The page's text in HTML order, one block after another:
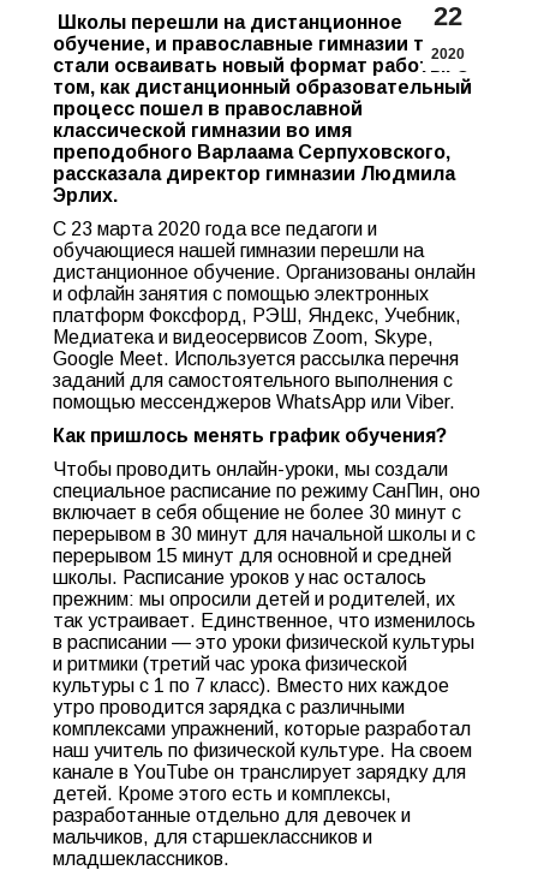
22
2020
Школы перешли на дистанционное
обучение, и православные гимназии тоже
стали осваивать новый формат работы. О
том, как дистанционный образовательный
процесс пошел в православной
классической гимназии во имя
преподобного Варлаама Серпуховского,
рассказала директор гимназии Людмила
Эрлих.
С 23 марта 2020 года все педагоги и
обучающиеся нашей гимназии перешли на
дистанционное обучение. Организованы онлайн
и офлайн занятия с помощью электронных
платформ Фоксфорд, РЭШ, Яндекс, Учебник,
Медиатека и видеосервисов Zoom, Skype,
Google Meet. Используется рассылка перечня
заданий для самостоятельного выполнения с
помощью мессенджеров WhatsApp или Viber.
Как пришлось менять график обучения?
Чтобы проводить онлайн-уроки, мы создали
специальное расписание по режиму СанПин, оно
включает в себя общение не более 30 минут с
перерывом в 30 минут для начальной школы и с
перерывом 15 минут для основной и средней
школы. Расписание уроков у нас осталось
прежним: мы опросили детей и родителей, их
так устраивает. Единственное, что изменилось
в расписании — это уроки физической культуры
и ритмики (третий час урока физической
культуры с 1 по 7 класс). Вместо них каждое
утро проводится зарядка с различными
комплексами упражнений, которые разработал
наш учитель по физической культуре. На своем
канале в YouTube он транслирует зарядку для
детей. Кроме этого есть и комплексы,
разработанные отдельно для девочек и
мальчиков, для старшеклассников и
младшеклассников.